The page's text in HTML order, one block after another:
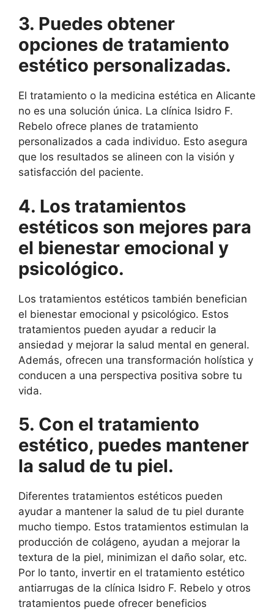
3. Puedes obtener
opciones de tratamiento
estético personalizadas.
El tratamiento o la medicina estética en Alicante
no es una solución única. La clínica Isidro F.
Rebelo ofrece planes de tratamiento
personalizados a cada individuo. Esto asegura
que los resultados se alineen con la visión y
satisfacción del paciente.
4. Los tratamientos
estéticos son mejores para
el bienestar emocional y
psicológico.
Los tratamientos estéticos también benefician
el bienestar emocional y psicológico. Estos
tratamientos pueden ayudar a reducir la
ansiedad y mejorar la salud mental en general.
Además, ofrecen una transformación holística y
conducen a una perspectiva positiva sobre tu
vida.
5. Con el tratamiento
estético, puedes mantener
la salud de tu piel.
Diferentes tratamientos estéticos pueden
ayudar a mantener la salud de tu piel durante
mucho tiempo. Estos tratamientos estimulan la
producción de colágeno, ayudan a mejorar la
textura de la piel, minimizan el daño solar, etc.
Por lo tanto, invertir en el tratamiento estético
antiarrugas de la clínica Isidro F. Rebelo y otros
tratamientos puede ofrecer beneficios